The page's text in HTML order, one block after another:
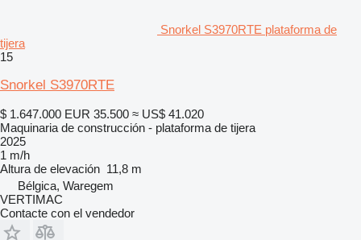
Snorkel S3970RTE plataforma de
tijera
15
Snorkel S3970RTE
$ 1.647.000 EUR 35.500 ≈ US$ 41.020
Maquinaria de construcción - plataforma de tijera
2025
1 m/h
Altura de elevación 11,8 m
Bélgica, Waregem
VERTIMAC
Contacte con el vendedor